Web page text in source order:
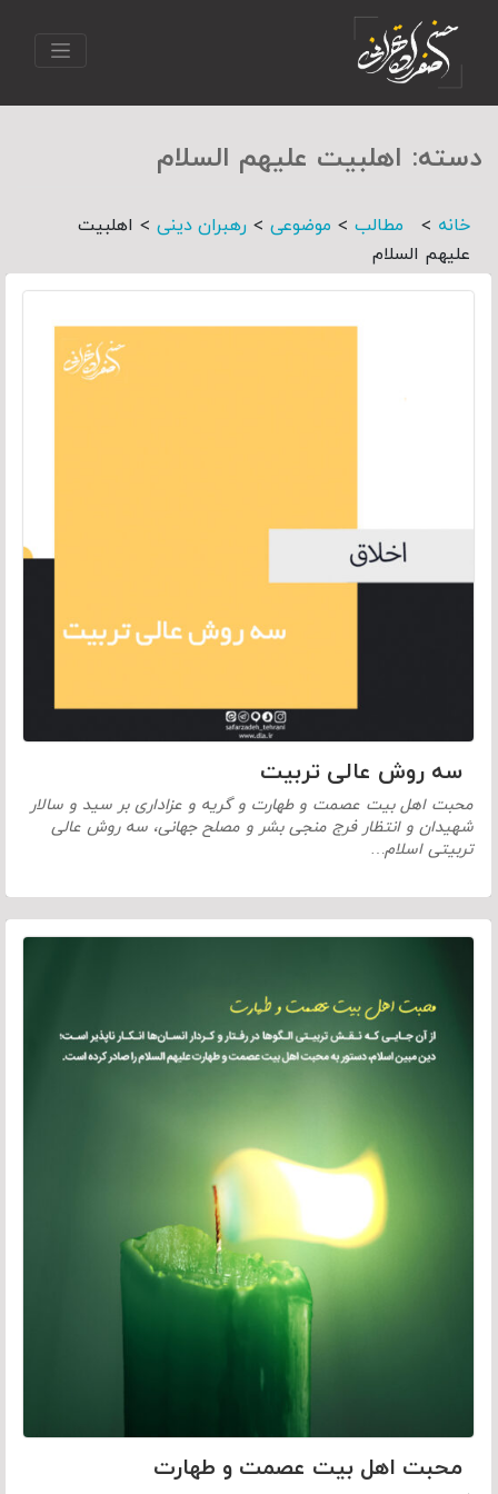
دسته: اهلبیت علیهم السلام
خانه > مطالب > موضوعی > رهبران دینی > اهلبیت
علیهم السلام
سه روش عالی تربیت
محبت اهل بیت عصمت و طهارت و گریه و عزاداری بر سید و سالار
شهیدان و انتظار فرج منجی بشر و مصلح جهانی، سه روش عالی
تربیتی اسلام…
محبت اهل بیت عصمت و طهارت